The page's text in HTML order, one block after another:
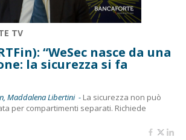
TV
“WeSec nasce da una
la sicurezza si fa
Maddalena Libertini - La sicurezza non può
per compartimenti separati. Richiede